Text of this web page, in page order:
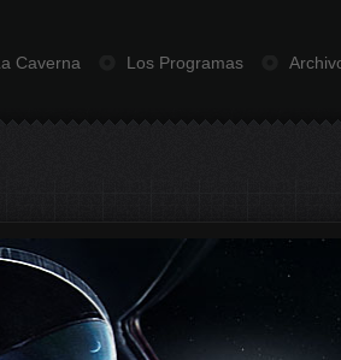
Caverna Los Programas